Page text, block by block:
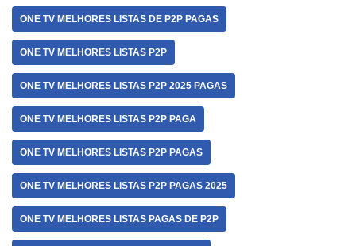
ONE TV MELHORES LISTAS DE P2P PAGAS
ONE TV MELHORES LISTAS P2P
ONE TV MELHORES LISTAS P2P 2025 PAGAS
ONE TV MELHORES LISTAS P2P PAGA
ONE TV MELHORES LISTAS P2P PAGAS
ONE TV MELHORES LISTAS P2P PAGAS 2025
ONE TV MELHORES LISTAS PAGAS DE P2P